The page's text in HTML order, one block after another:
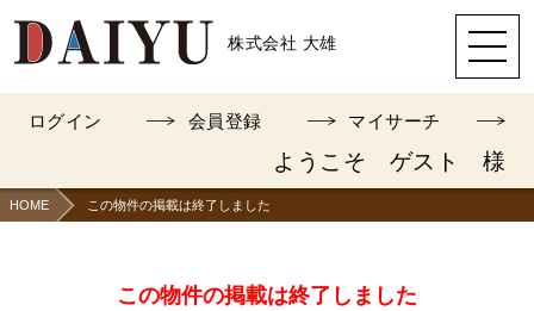
株式会社 大雄
ログイン 会員登録 マイサーチ
ようこそ ゲスト 様
HOME この物件の掲載は終了しました
この物件の掲載は終了しました